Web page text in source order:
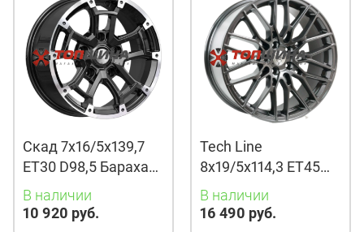
Скад 7x16/5x139,7
ET30 D98,5 Барахас
(КЛ378) Алмаз
В наличии
10 920 руб.
Tech Line
8x19/5x114,3 ET45
D67,1 901 BMG
В наличии
16 490 руб.